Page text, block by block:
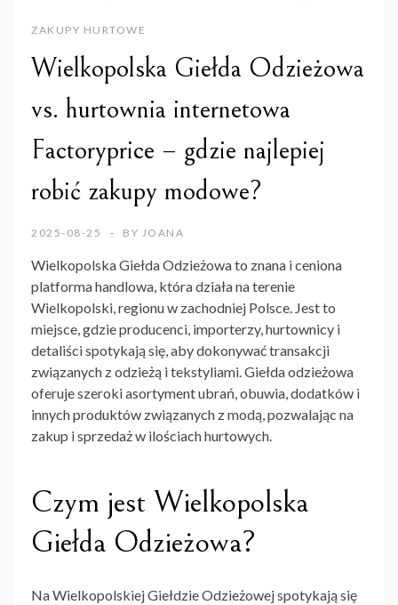
ZAKUPY HURTOWE
Wielkopolska Giełda Odzieżowa
vs. hurtownia internetowa
Factoryprice – gdzie najlepiej
robić zakupy modowe?
2025-08-25 BY JOANA
Wielkopolska Giełda Odzieżowato znana i ceniona
platforma handlowa, która działa na terenie
Wielkopolski, regionu w zachodniej Polsce. Jest to
miejsce, gdzie producenci, importerzy, hurtownicy i
detaliści spotykają się, aby dokonywać transakcji
związanych z odzieżą i tekstyliami. Giełda odzieżowa
oferuje szeroki asortyment ubrań, obuwia, dodatków i
innych produktów związanych z modą, pozwalając na
zakup i sprzedaż w ilościach hurtowych.
Czym jest Wielkopolska
Giełda Odzieżowa?
Na Wielkopolskiej Giełdzie Odzieżowej spotykają się